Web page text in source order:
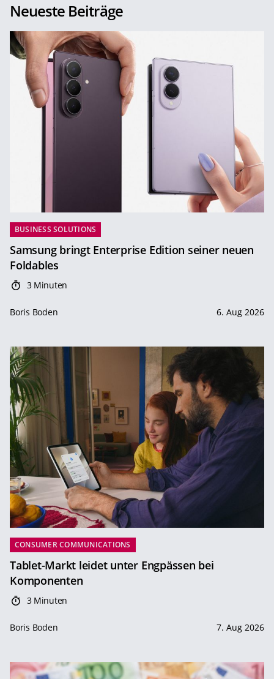
Neueste Beiträge
BUSINESS SOLUTIONS
Samsung bringt Enterprise Edition seiner neuen
Foldables
3 Minuten
Boris Boden 6. Aug 2026
CONSUMER COMMUNICATIONS
Tablet-Markt leidet unter Engpässen bei
Komponenten
3 Minuten
Boris Boden 7. Aug 2026